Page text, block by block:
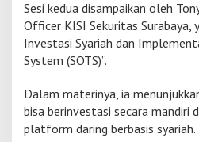
Sesi kedua disampaikan oleh
Officer KISI Sekuritas Surabaya,
Investasi Syariah dan
System (SOTS)”.
Dalam materinya, ia
bisa berinvestasi secara mandiri
platform daring berbasis syariah.